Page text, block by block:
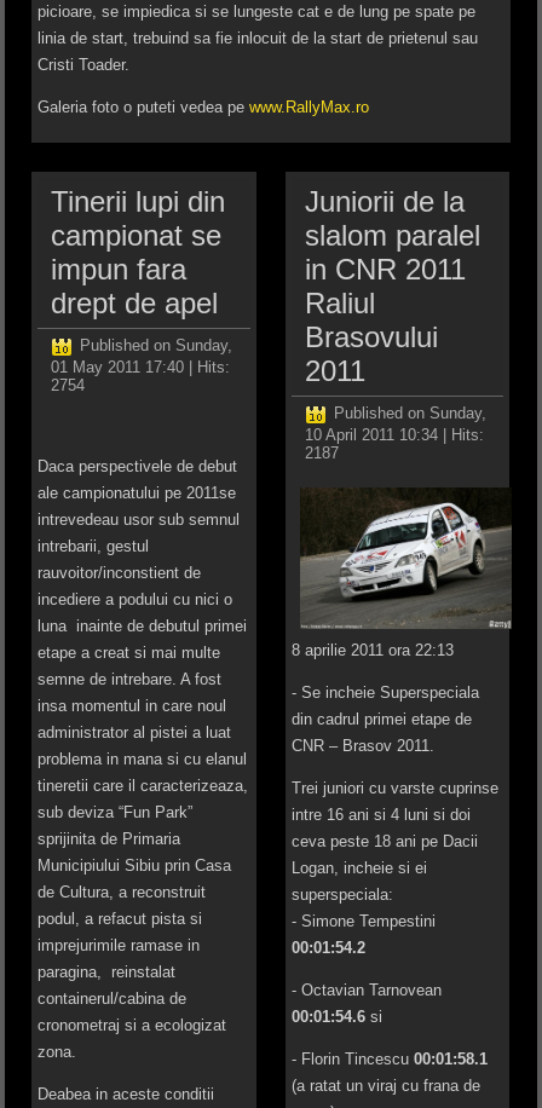
picioare, se impiedica si se lungeste cat e de lung pe spate pe
linia de start, trebuind sa fie inlocuit de la start de prietenul sau
Cristi Toader.
Galeria foto o puteti vedea pewww.RallyMax.ro
Tinerii lupi din
campionat se
impun fara
drept de apel
Published on Sunday,
01 May 2011 17:40 | Hits:
2754
Daca perspectivele de debut
ale campionatului pe 2011se
intrevedeau usor sub semnul
intrebarii, gestul
rauvoitor/inconstient de
incediere a podului cu nici o
luna inainte de debutul primei
etape a creat si mai multe
semne de intrebare. A fost
insa momentul in care noul
administrator al pistei a luat
problema in mana si cu elanul
tineretii care il caracterizeaza,
sub deviza “Fun Park”
sprijinita de Primaria
Municipiului Sibiu prin Casa
de Cultura, a reconstruit
podul, a refacut pista si
imprejurimile ramase in
paragina, reinstalat
containerul/cabina de
cronometraj si a ecologizat
zona.
Deabea in aceste conditii
Juniorii de la
slalom paralel
in CNR 2011
Raliul
Brasovului
2011
Published on Sunday,
10 April 2011 10:34| Hits:
2187
8 aprilie 2011 ora 22:13
- Se incheie Superspeciala
din cadrul primei etape de
CNR – Brasov 2011.
Trei juniori cu varste cuprinse
intre 16 ani si 4 luni si doi
ceva peste 18 ani pe Dacii
Logan, incheie si ei
superspeciala:
- Simone Tempestini
00:01:54.2
- Octavian Tarnovean
00:01:54.6si
- Florin Tincescu 00:01:58.1
(a ratat un viraj cu frana de